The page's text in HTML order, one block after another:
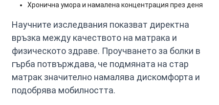
Хронична умора и намалена концентрация през деня
Научните изследвания показват директна
връзка между качеството на матрака и
физическото здраве. Проучването за болки в
гърба потвърждава, че подмяната на стар
матрак значително намалява дискомфорта и
подобрява мобилността.